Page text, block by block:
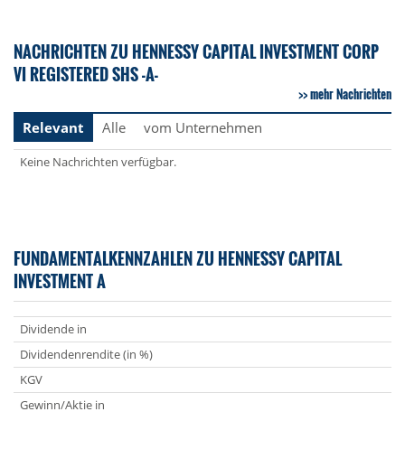
NACHRICHTEN ZU HENNESSY CAPITAL INVESTMENT CORP
VI REGISTERED SHS -A-
mehr Nachrichten
Relevant
Alle vom Unternehmen
Keine Nachrichten verfügbar.
FUNDAMENTALKENNZAHLEN ZU HENNESSY CAPITAL
INVESTMENT A
Dividende in
Dividendenrendite (in %)
KGV
Gewinn/Aktie in